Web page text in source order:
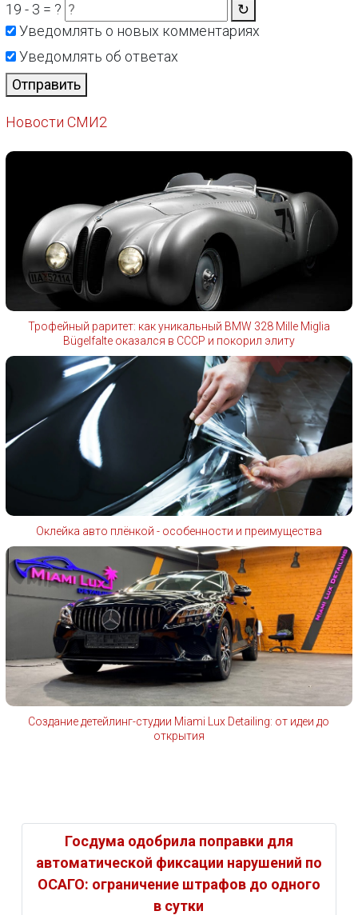
19 - 3 = ?
↻
Уведомлять о новых комментариях
Уведомлять об ответах
Отправить
Новости СМИ2
Трофейный раритет: как уникальный BMW 328 Mille Miglia
Bügelfalte оказался в СССР и покорил элиту
Оклейка авто плёнкой - особенности и преимущества
Создание детейлинг-студии Miami Lux Detailing: от идеи до
открытия
Госдума одобрила поправки для
автоматической фиксации нарушений по
ОСАГО: ограничение штрафов до одного
в сутки